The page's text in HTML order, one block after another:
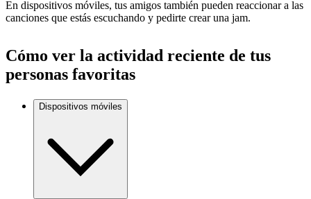
En dispositivos móviles, tus amigos también pueden reaccionar a las
canciones que estás escuchando y pedirte crear una jam.
Cómo ver la actividad reciente de tus
personas favoritas
Dispositivos móviles